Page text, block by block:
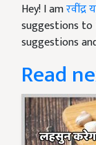
Hey! I amरवींद्र
suggestions
suggestions
Read